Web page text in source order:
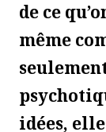
de ce
même
idées,